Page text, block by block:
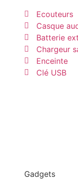
Ecouteurs
Casque
Batterie
Chargeur
Enceinte
Clé USB
Gadgets